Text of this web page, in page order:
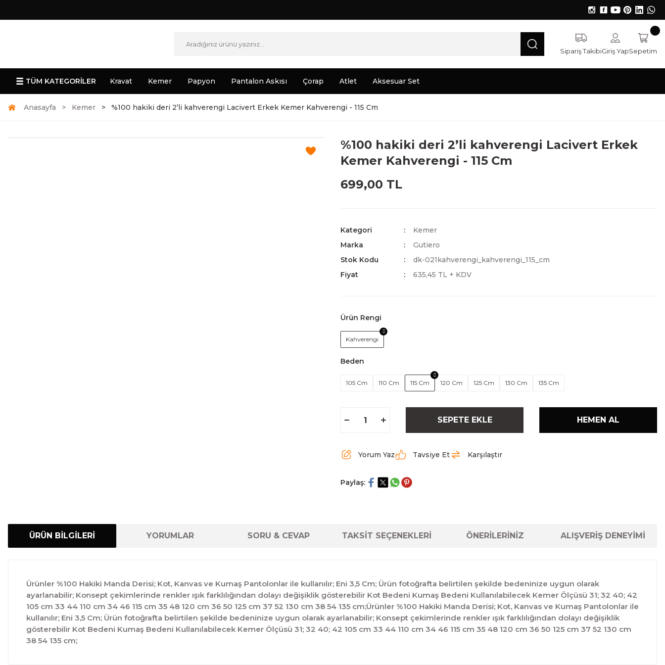
Sipariş TakibiGiriş YapSepetim
TÜM KATEGORİLER Kravat Kemer Papyon Pantalon Askısı Çorap Atlet Aksesuar Set
Anasayfa Kemer %100 hakiki deri 2’li kahverengi Lacivert Erkek Kemer Kahverengi - 115 Cm
%100 hakiki deri 2’li kahverengi Lacivert Erkek
Kemer Kahverengi - 115 Cm
699,00 TL
Kategori
Kemer
Marka
Gutiero
Stok Kodu
dk-021kahverengi_kahverengi_115_cm
Fiyat
635,45 TL + KDV
Ürün Rengi
Kahverengi
Beden
105 Cm 110 Cm 115 Cm 120 Cm 125 Cm 130 Cm 135 Cm
SEPETE EKLE HEMEN AL
Yorum Yaz Tavsiye Et Karşılaştır
Paylaş:
ÜRÜN BİLGİLERİ YORUMLAR SORU & CEVAP TAKSİT SEÇENEKLERİ ÖNERİLERİNİZ ALIŞVERİŞ DENEYİMİ
Ürünler %100 Hakiki Manda Derisi; Kot, Kanvas ve Kumaş Pantolonlar ile kullanılır; Eni 3,5 Cm; Ürün fotoğrafta belirtilen şekilde bedeninize uygun olarak
ayarlanabilir; Konsept çekimlerinde renkler ışık farklılığından dolayı değişiklik gösterebilir Kot Bedeni Kumaş Bedeni Kullanılabilecek Kemer Ölçüsü 31; 32 40; 42
105 cm 33 44 110 cm 34 46 115 cm 35 48 120 cm 36 50 125 cm 37 52 130 cm 38 54 135 cm;Ürünler %100 Hakiki Manda Derisi; Kot, Kanvas ve Kumaş Pantolonlar ile
kullanılır; Eni 3,5 Cm; Ürün fotoğrafta belirtilen şekilde bedeninize uygun olarak ayarlanabilir; Konsept çekimlerinde renkler ışık farklılığından dolayı değişiklik
gösterebilir Kot Bedeni Kumaş Bedeni Kullanılabilecek Kemer Ölçüsü 31; 32 40; 42 105 cm 33 44 110 cm 34 46 115 cm 35 48 120 cm 36 50 125 cm 37 52 130 cm
38 54 135 cm;